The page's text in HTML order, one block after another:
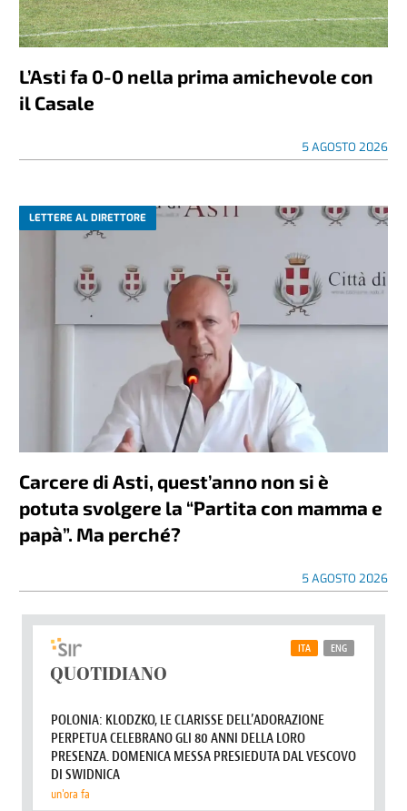
L’Asti fa 0-0 nella prima amichevole con
il Casale
5 AGOSTO 2026
LETTERE AL DIRETTORE
Carcere di Asti, quest’anno non si è
potuta svolgere la “Partita con mamma e
papà”. Ma perché?
5 AGOSTO 2026